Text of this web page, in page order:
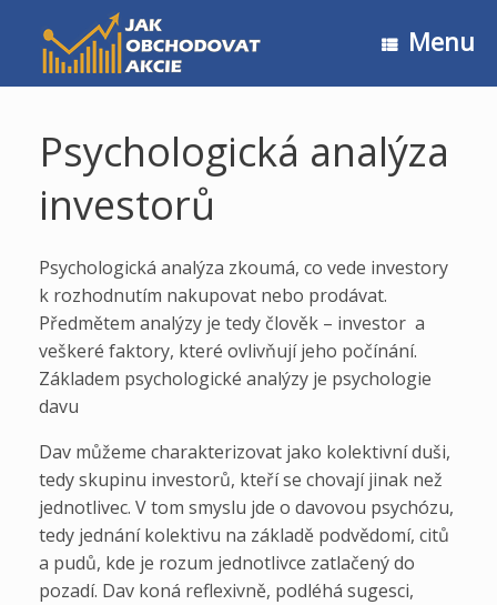
content
Menu
Psychologická analýza
investorů
Psychologická analýza zkoumá, co vede investory
k rozhodnutím nakupovat nebo prodávat.
Předmětem analýzy je tedy člověk – investor a
veškeré faktory, které ovlivňují jeho počínání.
Základem psychologické analýzy je psychologie
davu
Dav můžeme charakterizovat jako kolektivní duši,
tedy skupinu investorů, kteří se chovají jinak než
jednotlivec. V tom smyslu jde o davovou psychózu,
tedy jednání kolektivu na základě podvědomí, citů
a pudů, kde je rozum jednotlivce zatlačený do
pozadí. Dav koná reflexivně, podléhá sugesci,